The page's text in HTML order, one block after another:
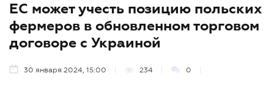
ЕС может учесть позицию польских
фермеров в обновленном торговом
договоре с Украиной
30 января 2024, 15:00 234 0